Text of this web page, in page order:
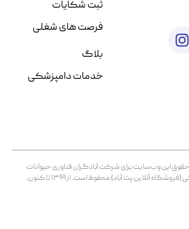
اين وب‌سايت برای شرکت آبادگران فناوری حیوانات
آنلاین پت آباد) محفوظ است. از ۱۳۹۹ تا کنون.
ثبت شکایات
فرصت های شغلی
بلاگ
خدمات دامپزشکی